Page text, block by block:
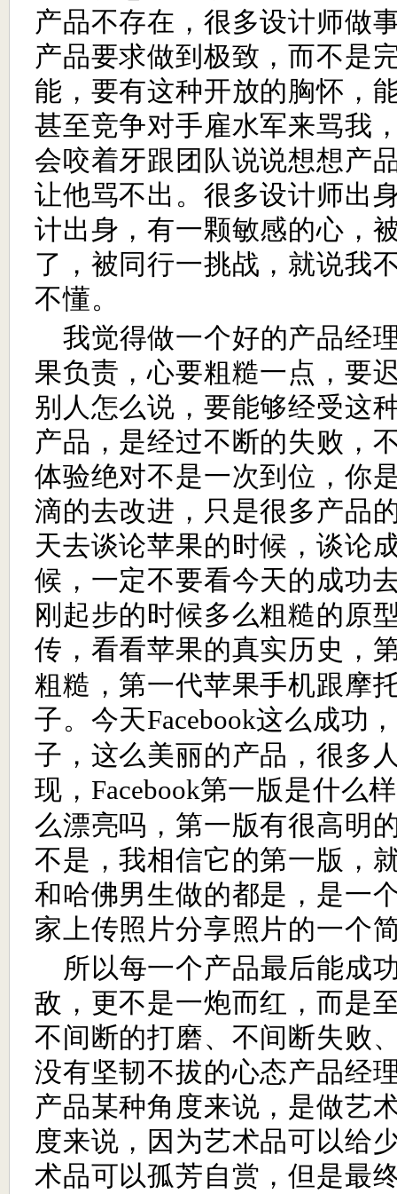
产品不存在，很多设计师做
产品要求做到极致，而不是
能，要有这种开放的胸怀，
甚至竞争对手雇水军来骂我
会咬着牙跟团队说说想想产
让他骂不出。很多设计师出
计出身，有一颗敏感的心，
了，被同行一挑战，就说我
不懂。
我觉得做一个好的产品经
果负责，心要粗糙一点，要
别人怎么说，要能够经受这
产品，是经过不断的失败，
体验绝对不是一次到位，你
滴的去改进，只是很多产品
天去谈论苹果的时候，谈论
候，一定不要看今天的成功
刚起步的时候多么粗糙的原
传，看看苹果的真实历史，
粗糙，第一代苹果手机跟摩
子。今天Facebook这么成功
子，这么美丽的产品，很多
现， Facebook第一版是什么
么漂亮吗，第一版有很高明
不是，我相信它的第一版，
和哈佛男生做的都是，是一
家上传照片分享照片的一个
所以每一个产品最后能成
敌，更不是一炮而红，而是
不间断的打磨、不间断失败
没有坚韧不拔的心态产品经
产品某种角度来说，是做艺
度来说，因为艺术品可以给
术品可以孤芳自赏，但是最